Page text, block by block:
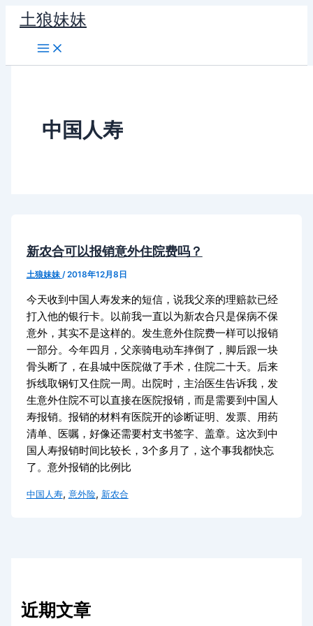
容
土狼妹妹
中国人寿
新农合可以报销意外住院费吗？
土狼妹妹 /2018年12月8日
今天收到中国人寿发来的短信，说我父亲的理赔款已经
打入他的银行卡。以前我一直以为新农合只是保病不保
意外，其实不是这样的。发生意外住院费一样可以报销
一部分。今年四月，父亲骑电动车摔倒了，脚后跟一块
骨头断了，在县城中医院做了手术，住院二十天。后来
拆线取钢钉又住院一周。出院时，主治医生告诉我，发
生意外住院不可以直接在医院报销，而是需要到中国人
寿报销。报销的材料有医院开的诊断证明、发票、用药
清单、医嘱，好像还需要村支书签字、盖章。这次到中
国人寿报销时间比较长，3个多月了，这个事我都快忘
了。意外报销的比例比
中国人寿, 意外险, 新农合
近期文章